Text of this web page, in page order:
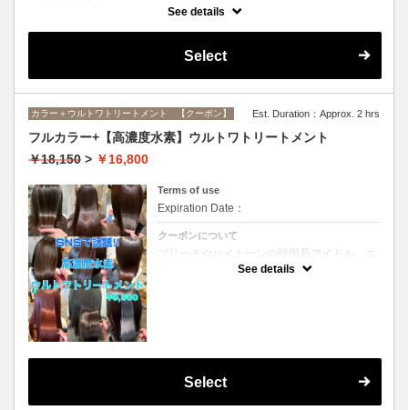
インナーカラーに必要なブリーチ、全体カラー、ブリーチ部分のオンカ
す）
See details
Select
カラー＋ウルトワトリートメント 【クーポン】 Est. Duration：Approx. 2 hrs
フルカラー+【高濃度水素】ウルトワトリートメント
￥18,150 > ￥16,800
Terms of use
Expiration Date：
クーポンについて
ブリーチやハイトーンの韓国系アイドル、エ
イジング毛にお悩みの美魔女も夢中！全ての
See details
Select